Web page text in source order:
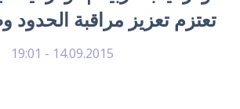
تعتزم تعزيز مراقبة الحدود
14.09.2015 - 19:01